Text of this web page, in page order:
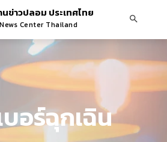
ข่าวปลอม ประเทศไทย
Center Thailand
บอร์ฉุกเฉิน